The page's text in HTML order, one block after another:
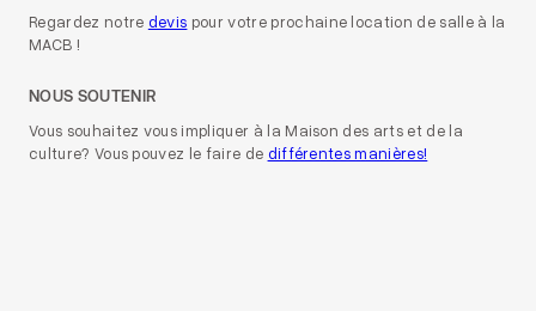
Regardez notre devis pour votre prochaine location de salle à la
MACB !
NOUS SOUTENIR
Vous souhaitez vous impliquer à la Maison des arts et de la
culture? Vous pouvez le faire de différentes manières!